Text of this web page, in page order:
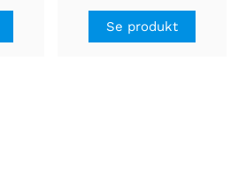
Se produkt